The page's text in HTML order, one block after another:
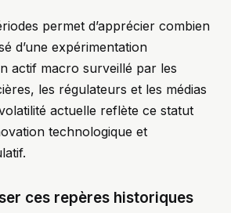
permet d’apprécier combien
d’une expérimentation
actif macro surveillé par les
les régulateurs et les médias
actuelle reflète ce statut
technologique et
ces repères historiques